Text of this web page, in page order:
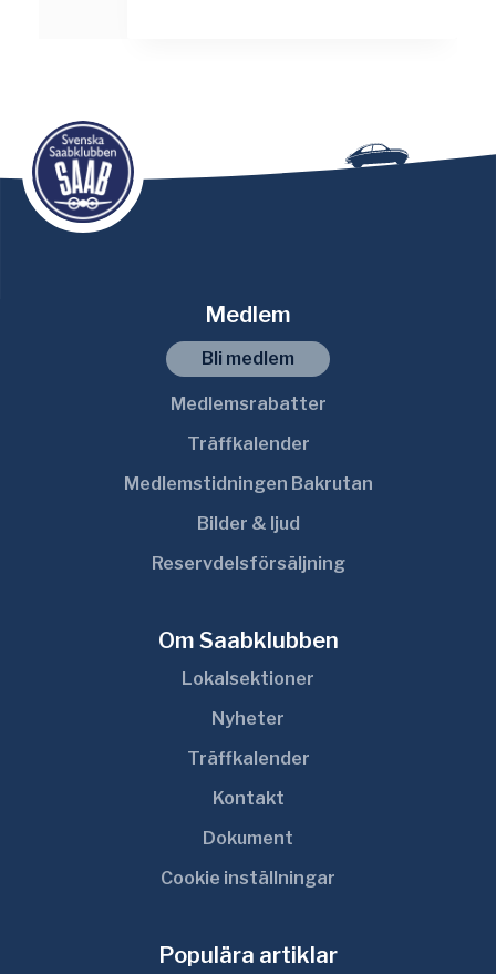
Medlem
Bli medlem
Medlemsrabatter
Träffkalender
Medlemstidningen Bakrutan
Bilder & ljud
Reservdelsförsäljning
Om Saabklubben
Lokalsektioner
Nyheter
Träffkalender
Kontakt
Dokument
Cookie inställningar
Populära artiklar